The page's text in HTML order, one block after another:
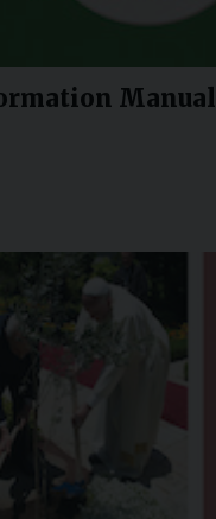
Manual